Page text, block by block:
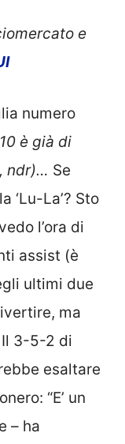
e
numero
è già di
ndr)… Se
‘Lu-La’? Sto
l’ora di
assist (è
ultimi due
ma
3-5-2 di
esaltare
“E’ un
– ha